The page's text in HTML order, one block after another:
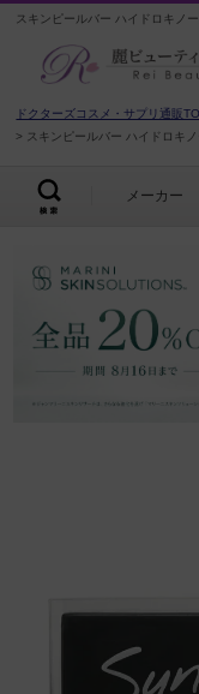
スキンピールバー ハイドロキノ
ドクターズコスメ・サプリ通販
スキンピールバー ハイドロキ
メーカー